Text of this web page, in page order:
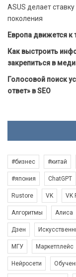
ASUS делает
поколения
Европа движется к
Как выстроить
закрепиться в
Голосовой поиск
ответ» в SEO
#бизнес #китай
#япония ChatGPT
Rustore VK VK
Алгоритмы Алиса
Дзен
МГУ Маркетплейс
Нейросети